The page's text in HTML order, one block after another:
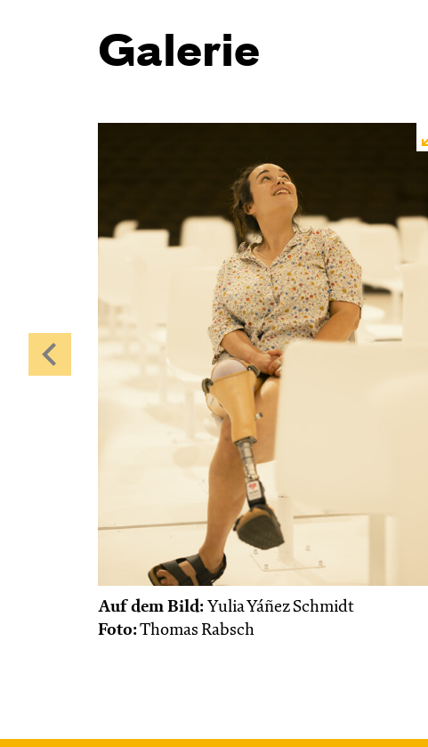
Galerie
Auf dem Bild: Yulia Yáñez Schmidt
Foto:Thomas Rabsch